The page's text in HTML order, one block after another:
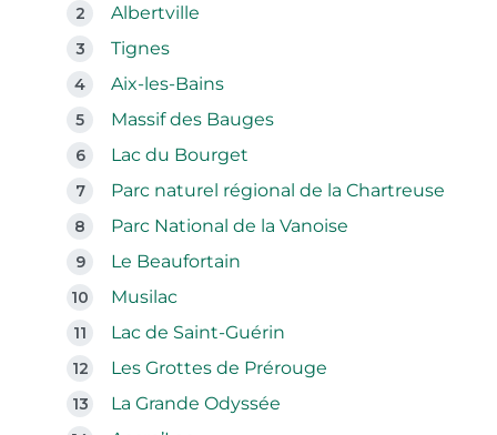
Albertville
Tignes
Aix-les-Bains
Massif des Bauges
Lac du Bourget
Parc naturel régional de la Chartreuse
Parc National de la Vanoise
Le Beaufortain
Musilac
Lac de Saint-Guérin
Les Grottes de Prérouge
La Grande Odyssée